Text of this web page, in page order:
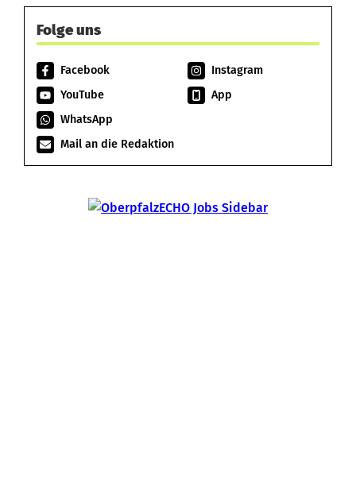
Folge uns
Facebook
Instagram
YouTube
App
WhatsApp
Mail an die Redaktion